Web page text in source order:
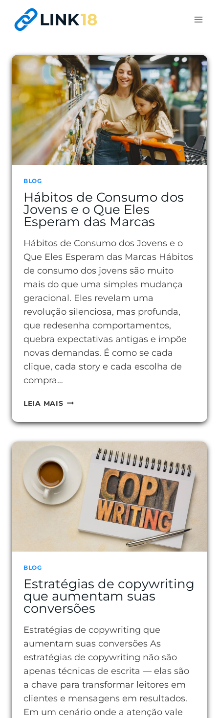
para
BLOG
Hábitos de Consumo dos
Jovens e o Que Eles
Esperam das Marcas
Hábitos de Consumo dos Jovens e o
Que Eles Esperam das Marcas Hábitos
de consumo dos jovens são muito
mais do que uma simples mudança
geracional. Eles revelam uma
revolução silenciosa, mas profunda,
que redesenha comportamentos,
quebra expectativas antigas e impõe
novas demandas. É como se cada
clique, cada story e cada escolha de
compra…
LEIA MAISHÁBITOS
DOS
E
O
QUE
ELES
ESPERAM
MARCAS
BLOG
Estratégias de copywriting
que aumentam suas
conversões
Estratégias de copywriting que
aumentam suas conversões As
estratégias de copywriting não são
apenas técnicas de escrita — elas são
a chave para transformar leitores em
clientes e mensagens em resultados.
Em um cenário onde a atenção vale